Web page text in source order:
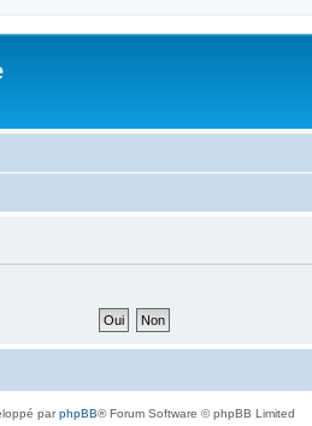
parphpBB® Forum Software © phpBB Limited